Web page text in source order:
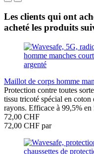
Les clients qui ont
acheté les produits
Maillot de corps homme
Protection contre toutes
tissu tricoté spécial en
rayons. Efficace à 99,5%
72,00 CHF
72,00 CHF par